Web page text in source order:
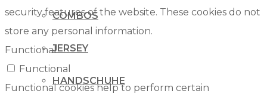
COMBOS
JERSEY
HANDSCHUHE
security features of the website. These cookies do not
store any personal information.
Functional
Functional
Functional cookies help to perform certain